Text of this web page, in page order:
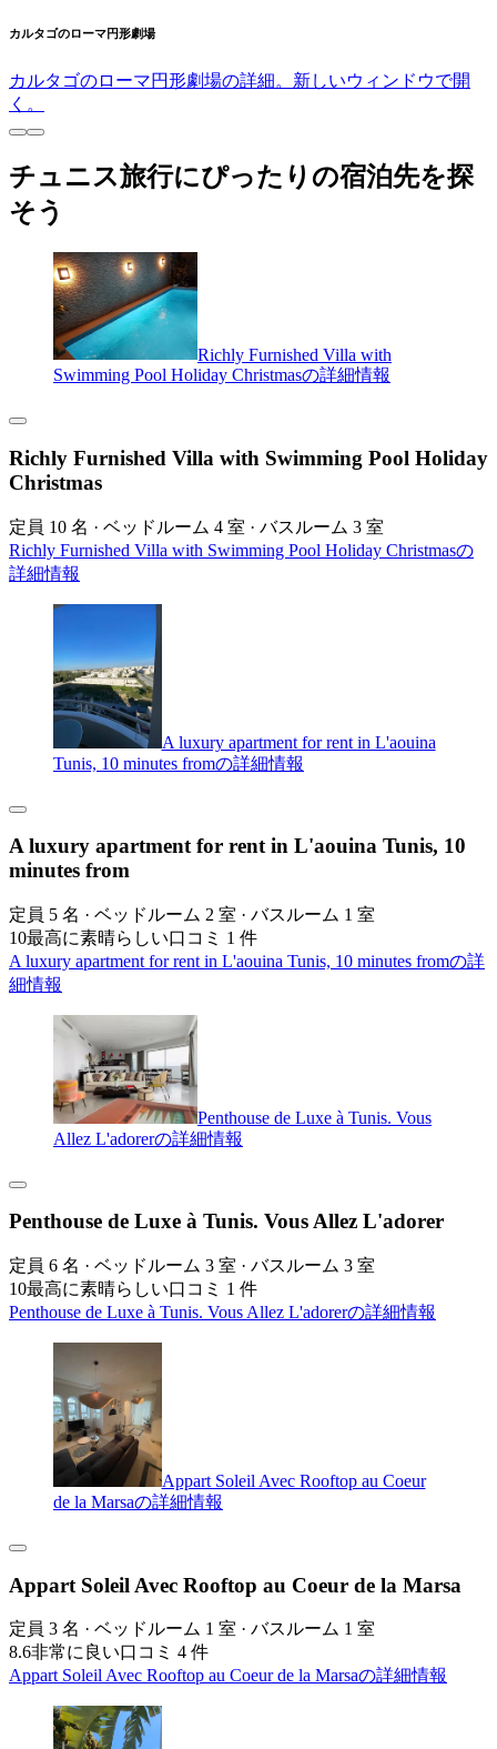
カルタゴのローマ円形劇場
カルタゴのローマ円形劇場の詳細。新しいウィンドウで開
く。
チュニス旅行にぴったりの宿泊先を探
そう
Richly Furnished Villa with
Swimming Pool Holiday Christmasの詳細情報
Richly Furnished Villa with Swimming Pool Holiday
Christmas
定員 10 名 · ベッドルーム 4 室 · バスルーム 3 室
Richly Furnished Villa with Swimming Pool Holiday Christmasの
詳細情報
A luxury apartment for rent in L'aouina
Tunis, 10 minutes fromの詳細情報
A luxury apartment for rent in L'aouina Tunis, 10
minutes from
定員 5 名 · ベッドルーム 2 室 · バスルーム 1 室
10最高に素晴らしい口コミ 1 件
A luxury apartment for rent in L'aouina Tunis, 10 minutes fromの詳
細情報
Penthouse de Luxe à Tunis. Vous
Allez L'adorerの詳細情報
Penthouse de Luxe à Tunis. Vous Allez L'adorer
定員 6 名 · ベッドルーム 3 室 · バスルーム 3 室
10最高に素晴らしい口コミ 1 件
Penthouse de Luxe à Tunis. Vous Allez L'adorerの詳細情報
Appart Soleil Avec Rooftop au Coeur
de la Marsaの詳細情報
Appart Soleil Avec Rooftop au Coeur de la Marsa
定員 3 名 · ベッドルーム 1 室 · バスルーム 1 室
8.6非常に良い口コミ 4 件
Appart Soleil Avec Rooftop au Coeur de la Marsaの詳細情報